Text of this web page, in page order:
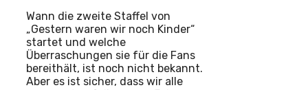
Wann die zweite Staffel von
„Gestern waren wir noch Kinder“
startet und welche
Überraschungen sie für die Fans
bereithält, ist noch nicht bekannt.
Aber es ist sicher, dass wir alle